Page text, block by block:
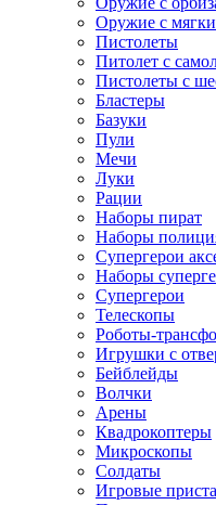
Оружие с
Пистолеты
Питолет с
Пистолеты с
Бластеры
Базуки
Пули
Мечи
Луки
Рации
Наборы пират
Наборы
Супергерои
Наборы
Супергерои
Телескопы
Роботы-
Игрушки с
Бейблейды
Волчки
Арены
Квадрокоптеры
Микроскопы
Солдаты
Игровые